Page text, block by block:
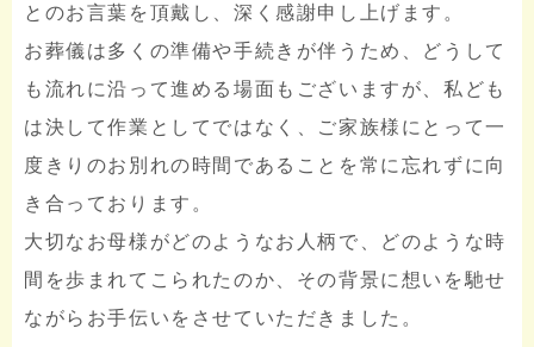
とのお言葉を頂戴し、深く感謝申し上げます。
お葬儀は多くの準備や手続きが伴うため、どうして
も流れに沿って進める場面もございますが、私ども
は決して作業としてではなく、ご家族様にとって一
度きりのお別れの時間であることを常に忘れずに向
き合っております。
大切なお母様がどのようなお人柄で、どのような時
間を歩まれてこられたのか、その背景に想いを馳せ
ながらお手伝いをさせていただきました。